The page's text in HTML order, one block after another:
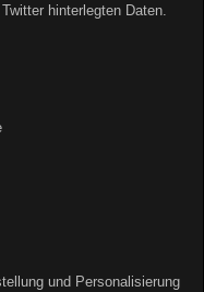
hinterlegten Daten.
und Personalisierung